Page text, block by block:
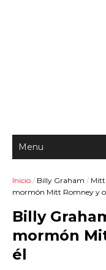
Inicio / Billy Graham /
mormón Mitt Romney y
Billy
mormón
él